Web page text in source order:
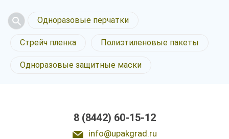
Одноразовые перчатки
Стрейч пленка Полиэтиленовые пакеты
Одноразовые защитные маски
8 (8442) 60-15-12
info@upakgrad.ru